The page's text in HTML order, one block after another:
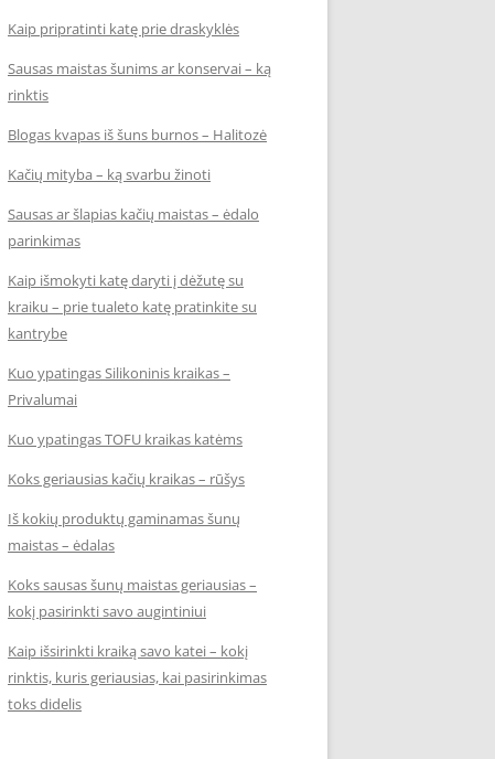
Kaip pripratinti katę prie draskyklės
Sausas maistas šunims ar konservai – ką
rinktis
Blogas kvapas iš šuns burnos – Halitozė
Kačių mityba – ką svarbu žinoti
Sausas ar šlapias kačių maistas – ėdalo
parinkimas
Kaip išmokyti katę daryti į dėžutę su
kraiku – prie tualeto katę pratinkite su
kantrybe
Kuo ypatingas Silikoninis kraikas –
Privalumai
Kuo ypatingas TOFU kraikas katėms
Koks geriausias kačių kraikas – rūšys
Iš kokių produktų gaminamas šunų
maistas – ėdalas
Koks sausas šunų maistas geriausias –
kokį pasirinkti savo augintiniui
Kaip išsirinkti kraiką savo katei – kokį
rinktis, kuris geriausias, kai pasirinkimas
toks didelis